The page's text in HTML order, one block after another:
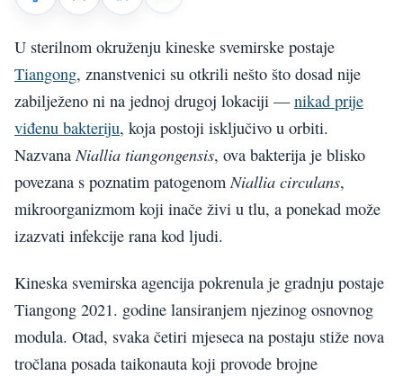
U sterilnom okruženju kineske svemirske postaje
Tiangong, znanstvenici su otkrili nešto što dosad nije
zabilježeno ni na jednoj drugoj lokaciji —nikad prije
viđenu bakteriju, koja postoji isključivo u orbiti.
NazvanaNiallia tiangongensis, ova bakterija je blisko
povezana s poznatim patogenomNiallia circulans,
mikroorganizmom koji inače živi u tlu, a ponekad može
izazvati infekcije rana kod ljudi.
Kineska svemirska agencija pokrenula je gradnju postaje
Tiangong 2021. godine lansiranjem njezinog osnovnog
modula. Otad, svaka četiri mjeseca na postaju stiže nova
tročlana posada taikonauta koji provode brojne